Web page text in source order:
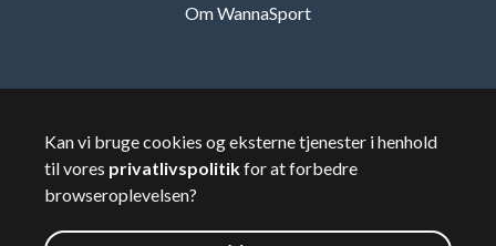
Om WannaSport
🇩🇰Danmark
Kan vi bruge cookies og eksterne tjenester i henhold
til vores privatlivspolitikfor at forbedre
browseroplevelsen?